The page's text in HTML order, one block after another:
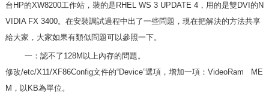
台HP的XW8200工作站，裝的是RHEL WS 3 UPDATE 4，用的是雙DVI的N
VIDIA FX 3400。在安裝調試過程中出了一些問題，現在把解決的方法共享
給大家，大家如果有類似問題可以參照一下。
一：認不了128M以上內存的問題。
修改/etc/X11/XF86Config文件的“Device”選項，增加一項：VideoRam ME
M，以KB為單位。